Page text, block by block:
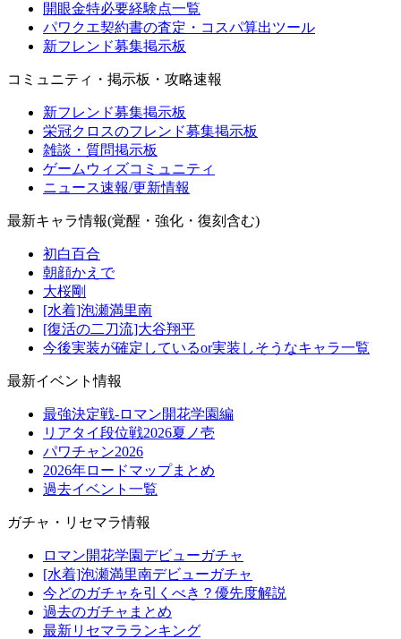
開眼金特必要経験点一覧
パワクエ契約書の査定・コスパ算出ツール
新フレンド募集掲示板
コミュニティ・掲示板・攻略速報
新フレンド募集掲示板
栄冠クロスのフレンド募集掲示板
雑談・質問掲示板
ゲームウィズコミュニティ
ニュース速報/更新情報
最新キャラ情報(覚醒・強化・復刻含む)
初白百合
朝顔かえで
大桜剛
[水着]泡瀬満里南
[復活の二刀流]大谷翔平
今後実装が確定しているor実装しそうなキャラ一覧
最新イベント情報
最強決定戦-ロマン開花学園編
リアタイ段位戦2026夏ノ壱
パワチャン2026
2026年ロードマップまとめ
過去イベント一覧
ガチャ・リセマラ情報
ロマン開花学園デビューガチャ
[水着]泡瀬満里南デビューガチャ
今どのガチャを引くべき？優先度解説
過去のガチャまとめ
最新リセマラランキング